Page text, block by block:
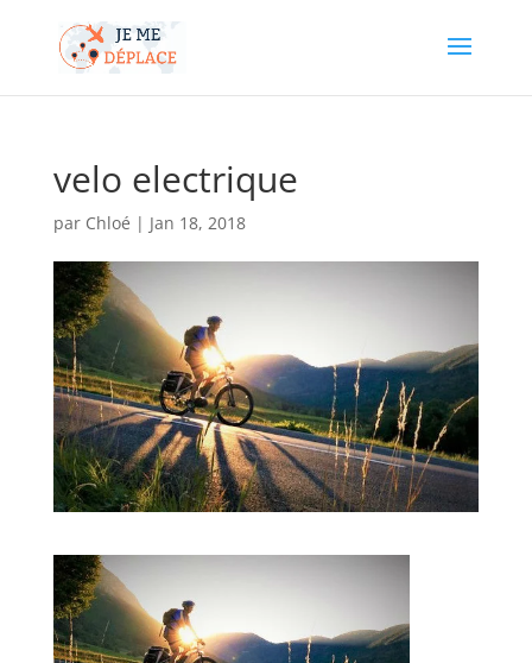
velo electrique
par Chloé | Jan 18, 2018